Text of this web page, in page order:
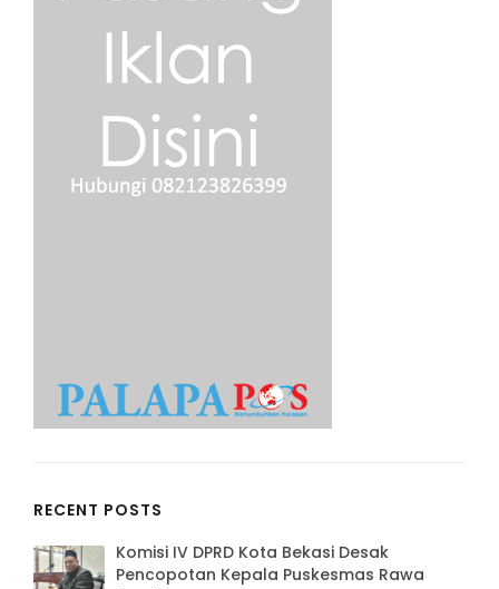
RECENT POSTS
Komisi IV DPRD Kota Bekasi Desak
Pencopotan Kepala Puskesmas Rawa